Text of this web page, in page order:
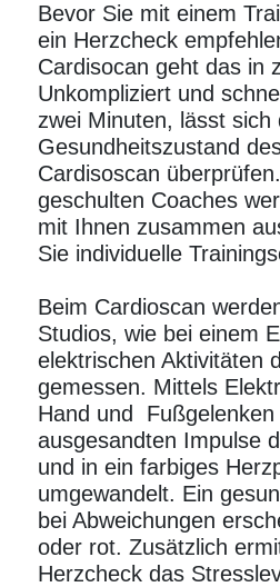
Bevor Sie mit einem
ein Herzcheck
Cardisocan geht das in
Unkompliziert und
zwei Minuten, lässt sich
Gesundheitszustand
Cardisoscan
geschulten Coaches
mit Ihnen zusammen
Sie individuelle
Beim Cardioscan
Studios, wie bei einem
elektrischen Aktivitäten
gemessen. Mittels
Hand und
ausgesandten Impulse
und in ein farbiges
umgewandelt. Ein
bei Abweichungen
oder rot. Zusätzlich
Herzcheck das